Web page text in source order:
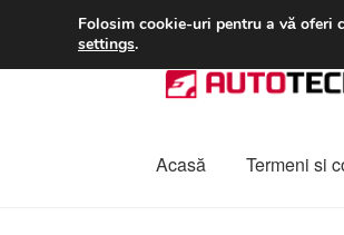
LIVRARE de la 33
Sari
la
Sari
la
Acasă Termeni si
Folosim cookie-uri pentru a vă oferi
settings.